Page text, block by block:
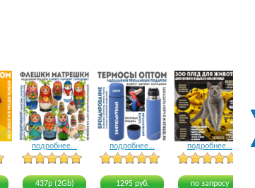
16 голосов
подробнее...
16 голосов
437р (2Gb)
подробнее...
24 голоса
1295 руб.
подробнее...
по запросу